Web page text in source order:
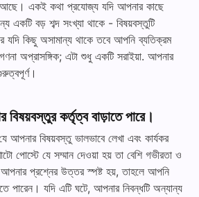
আছে। একই কথা প্রযোজ্য যদি আপনার কাছে
একটি বড় শব্দ সংখ্যা থাকে - বিষয়বস্তুটি
যদি কিছু অসামান্য থাকে তবে আপনি ব্যতিক্রম
অপ্রাসঙ্গিক; এটা শুধু একটি সরাইয়া. আপনার
বিষয়বস্তুর কর্তৃত্ব বাড়াতে পারে।
আপনার বিষয়বস্তু ভালভাবে লেখা এবং কার্যকর
পোস্টে যে সম্মান দেওয়া হয় তা বেশি গভীরতা ও
প্রশ্নের উত্তর স্পষ্ট হয়, তাহলে আপনি
পারেন। যদি এটি ঘটে, আপনার নিবন্ধটি অন্যান্য